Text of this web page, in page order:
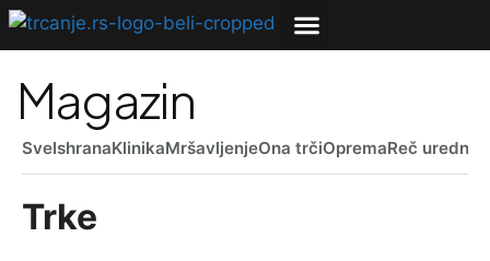
Magazin
SveIshranaKlinikaMršavljenjeOna trčiOpremaReč
Trke